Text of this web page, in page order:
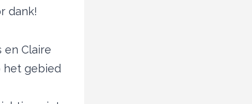
dank!
en Claire
het gebied